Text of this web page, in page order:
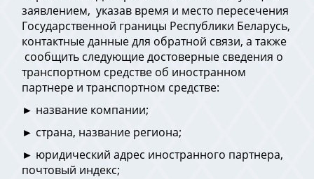
заявлением, указав время и место пересечения
Государственной границы Республики Беларусь,
контактные данные для обратной связи, а также
сообщить следующие достоверные сведения о
транспортном средстве об иностранном
партнере и транспортном средстве:
► название компании;
► страна, название региона;
► юридический адрес иностранного партнера,
почтовый индекс;